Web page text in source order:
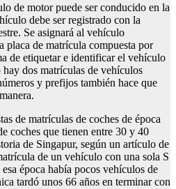
de motor puede ser conducido en la
debe ser registrado con la
Se asignará al vehículo
placa de matrícula compuesta por
de etiquetar e identificar el vehículo
dos matrículas de vehículos
y prefijos también hace que
de matrículas de coches de época
coches que tienen entre 30 y 40
de Singapur, según un artículo de
de un vehículo con una sola S
época había pocos vehículos de
tardó unos 66 años en terminar con